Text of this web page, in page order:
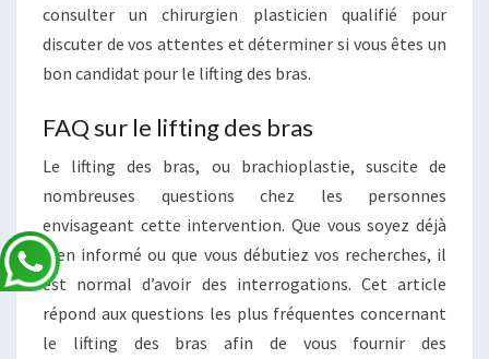
consulter un chirurgien plasticien qualifié pour
discuter de vos attentes et déterminer si vous êtes un
bon candidat pour le lifting des bras.
FAQ sur le lifting des bras
Le lifting des bras, ou brachioplastie, suscite de
nombreuses questions chez les personnes
envisageant cette intervention. Que vous soyez déjà
bien informé ou que vous débutiez vos recherches, il
est normal d’avoir des interrogations. Cet article
répond aux questions les plus fréquentes concernant
le lifting des bras afin de vous fournir des